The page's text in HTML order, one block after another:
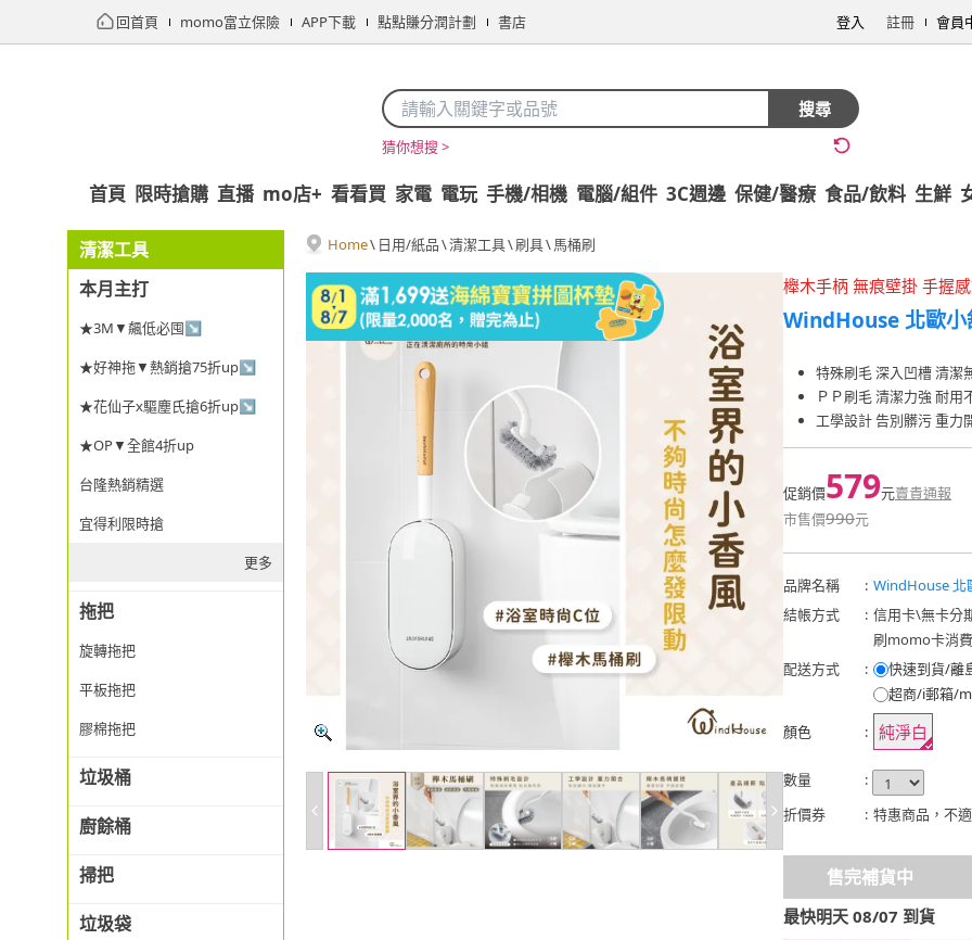
回首頁 momo富立保險 APP下載 點點賺分潤計劃 書店 登入 註冊 會員
搜尋
猜你想搜 >
首頁 限時搶購 直播 mo店+ 看看買 家電 電玩 手機/相機 電腦/組件 3C週邊 保健/醫療 食品/飲料 生鮮
清潔工具
本月主打
★3M▼飆低必囤↘
★好神拖▼熱銷搶75折up↘
★花仙子x驅塵氏搶6折up↘
★OP▼全館4折up
台隆熱銷精選
宜得利限時搶
更多
拖把
旋轉拖把
平板拖把
膠棉拖把
垃圾桶
廚餘桶
掃把
垃圾袋
Home\ 日用/紙品\清潔工具\刷具\馬桶刷
櫸木手柄 無痕壁掛 手握
WindHouse 北歐小
特殊刷毛 深入凹槽 清潔
ＰＰ刷毛 清潔力強 耐用
工學設計 告別髒污 重力
促銷價579元賣貴通報
市售價990元
品牌名稱 : WindHouse 北
結帳方式
: 信用卡\無卡分
刷momo卡消
配送方式
:
快速到貨/離
超商/i郵箱/
顏色
: 純淨白
數量
:
折價券
: 特惠商品，不
售完補貨中
最快明天 08/07 到貨